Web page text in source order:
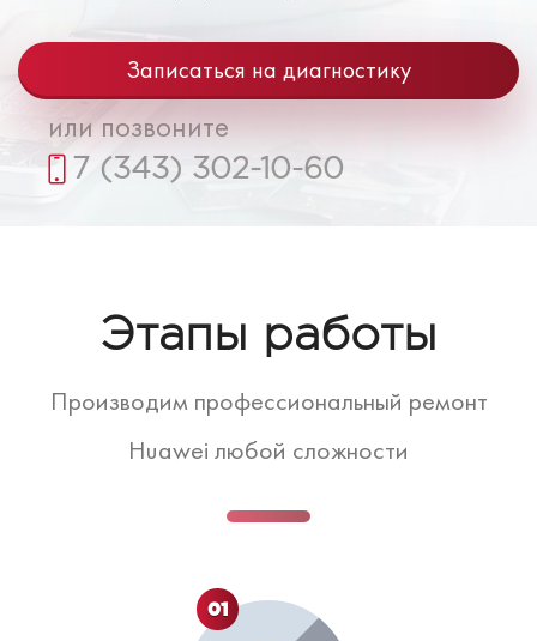
Записаться на диагностику
или позвоните
7 (343) 302-10-60
Этапы работы
Производим профессиональный ремонт
Huawei любой сложности
01